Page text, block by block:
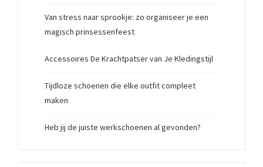
Van stress naar sprookje: zo organiseer je een
magisch prinsessenfeest
Accessoires De Krachtpatser van Je Kledingstijl
Tijdloze schoenen die elke outfit compleet
maken
Heb jij de juiste werkschoenen al gevonden?